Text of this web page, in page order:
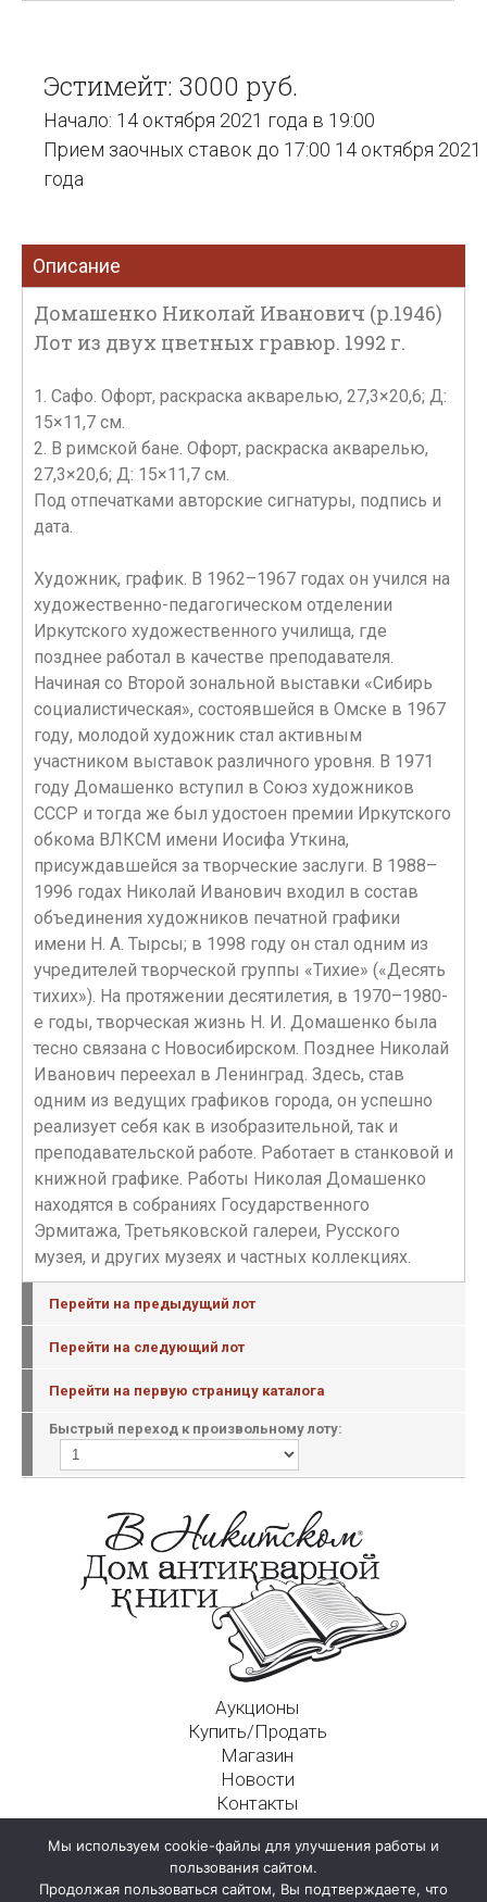
Эстимейт: 3000 руб.
Начало: 14 октября 2021 года в 19:00
Прием заочных ставок до 17:00 14 октября 2021
года
Описание
Домашенко Николай Иванович (р.1946)
Лот из двух цветных гравюр. 1992 г.
1. Сафо. Офорт, раскраска акварелью, 27,3×20,6; Д:
15×11,7 см.
2. В римской бане. Офорт, раскраска акварелью,
27,3×20,6; Д: 15×11,7 см.
Под отпечатками авторские сигнатуры, подпись и
дата.
Художник, график. В 1962–1967 годах он учился на
художественно-педагогическом отделении
Иркутского художественного училища, где
позднее работал в качестве преподавателя.
Начиная со Второй зональной выставки «Сибирь
социалистическая», состоявшейся в Омске в 1967
году, молодой художник стал активным
участником выставок различного уровня. В 1971
году Домашенко вступил в Союз художников
СССР и тогда же был удостоен премии Иркутского
обкома ВЛКСМ имени Иосифа Уткина,
присуждавшейся за творческие заслуги. В 1988–
1996 годах Николай Иванович входил в состав
объединения художников печатной графики
имени Н. А. Тырсы; в 1998 году он стал одним из
учредителей творческой группы «Тихие» («Десять
тихих»). На протяжении десятилетия, в 1970–1980-
е годы, творческая жизнь Н. И. Домашенко была
тесно связана с Новосибирском. Позднее Николай
Иванович переехал в Ленинград. Здесь, став
одним из ведущих графиков города, он успешно
реализует себя как в изобразительной, так и
преподавательской работе. Работает в станковой и
книжной графике. Работы Николая Домашенко
находятся в собраниях Государственного
Эрмитажа, Третьяковской галереи, Русского
музея, и других музеях и частных коллекциях.
Перейти на предыдущий лот
Перейти на следующий лот
Перейти на первую страницу каталога
Быстрый переход к произвольному лоту:
Аукционы
Купить/Продать
Магазин
Новости
Контакты
125009, г. Москва, Никитский пер., д. 4а, стр. 1
Мы используем cookie-файлы для улучшения работы и
пользования сайтом.
Продолжая пользоваться сайтом, Вы подтверждаете, что